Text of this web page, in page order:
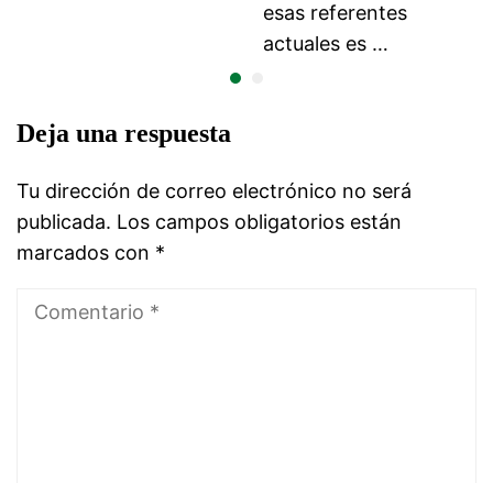
esas referentes
actuales es …
Deja una respuesta
Tu dirección de correo electrónico no será
publicada. Los campos obligatorios están
marcados con *